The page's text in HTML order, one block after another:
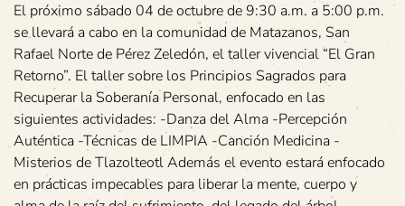
El próximo sábado 04 de octubre de 9:30 a.m. a 5:00 p.m.
se llevará a cabo en la comunidad de Matazanos, San
Rafael Norte de Pérez Zeledón, el taller vivencial “El Gran
Retorno”. El taller sobre los Principios Sagrados para
Recuperar la Soberanía Personal, enfocado en las
siguientes actividades: -Danza del Alma -Percepción
Auténtica -Técnicas de LIMPIA -Canción Medicina -
Misterios de Tlazolteotl Además el evento estará enfocado
en prácticas impecables para liberar la mente, cuerpo y